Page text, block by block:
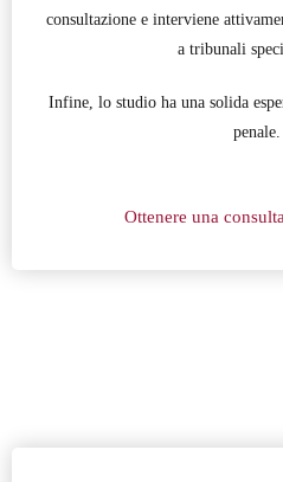
consultazione e interviene
a tribunali
Infine, lo studio ha una solida
penale.
Ottenere una